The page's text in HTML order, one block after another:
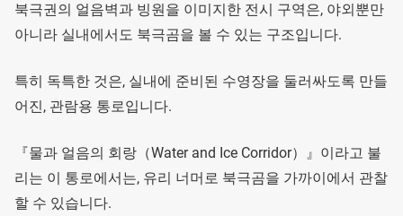
북극권의 얼음벽과 빙원을 이미지한 전시 구역은, 야외뿐만
아니라 실내에서도 북극곰을 볼 수 있는 구조입니다.
특히 독특한 것은, 실내에 준비된 수영장을 둘러싸도록 만들
어진, 관람용 통로입니다.
『물과 얼음의 회랑（Water and Ice Corridor）』이라고 불
리는 이 통로에서는, 유리 너머로 북극곰을 가까이에서 관찰
할 수 있습니다.